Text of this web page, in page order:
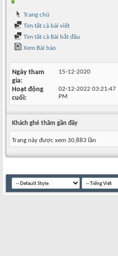
Trang chủ
Tìm tất cả bài viết
Tìm tất cả Bài bắt đầu
Xem Bài báo
Ngày tham
gia
15-12-2020
Hoạt động
cuối
02-12-2022 03:21:47
PM
Khách ghé thăm gần đây
Trang này được xem 30,883 lần